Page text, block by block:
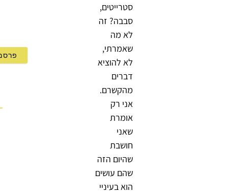
סטרייטים,
סבבה? זה
לא מה
שאמרתי,
לא להוציא
דברים
מהקשרם.
אני רק
אומרת
שאני
חושבת
שהיום הזה
שהם עושים
הוא בעיניי